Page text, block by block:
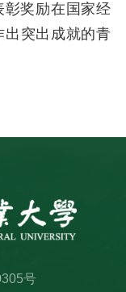
彰奖励在国家经
出突出成就的青
号